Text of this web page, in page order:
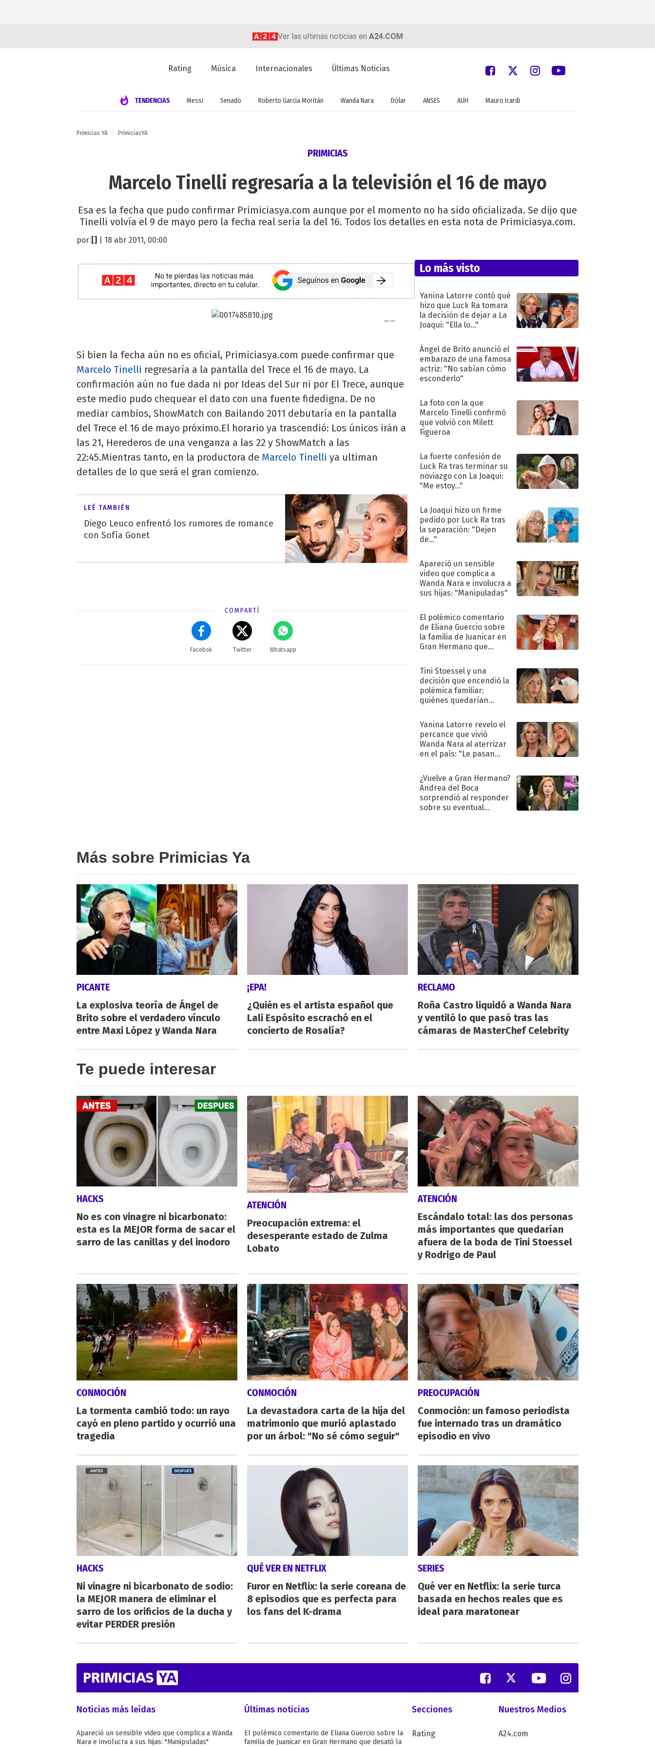
Ver las ultimas noticias en A24.COM
Rating Música Internacionales Últimas Noticias
TENDENCIAS Messi Senado Roberto García Moritán Wanda Nara Dólar ANSES AUH Mauro Icardi
Primicias YA PrimiciasYA
PRIMICIAS
Marcelo Tinelli regresaría a la televisión el 16 de mayo
Esa es la fecha que pudo confirmar Primiciasya.com aunque por el momento no ha sido oficializada. Se dijo que
Tinelli volvía el 9 de mayo pero la fecha real sería la del 16. Todos los detalles en esta nota de Primiciasya.com.
por | 18 abr 2011, 00:00
Si bien la fecha aún no es oficial, Primiciasya.com puede confirmar que
Marcelo Tinelli regresaría a la pantalla del Trece el 16 de mayo. La
confirmación aún no fue dada ni por Ideas del Sur ni por El Trece, aunque
este medio pudo chequear el dato con una fuente fidedigna. De no
mediar cambios, ShowMatch con Bailando 2011 debutaría en la pantalla
del Trece el 16 de mayo próximo.El horario ya trascendió: Los únicos irán a
las 21, Herederos de una venganza a las 22 y ShowMatch a las
22:45.Mientras tanto, en la productora de Marcelo Tinelli ya ultiman
detalles de lo que será el gran comienzo.
LEÉ TAMBIÉN
Diego Leuco enfrentó los rumores de romance
con Sofía Gonet
COMPARTÍ
Facebok Twitter Whatsapp
Lo más visto
Yanina Latorre contó qué
hizo que Luck Ra tomara
la decisión de dejar a La
Joaqui: "Ella lo..."
Ángel de Brito anunció el
embarazo de una famosa
actriz: "No sabían cómo
esconderlo"
La foto con la que
Marcelo Tinelli confirmó
que volvió con Milett
Figueroa
La fuerte confesión de
Luck Ra tras terminar su
noviazgo con La Joaqui:
"Me estoy..."
La Joaqui hizo un firme
pedido por Luck Ra tras
la separación: "Dejen
de..."
Apareció un sensible
video que complica a
Wanda Nara e involucra a
sus hijas: "Manipuladas"
El polémico comentario
de Eliana Guercio sobre
la familia de Juanicar en
Gran Hermano que
Tini Stoessel y una
decisión que encendió la
polémica familiar:
quiénes quedarían
Yanina Latorre revelo el
percance que vivió
Wanda Nara al aterrizar
en el país: "Le pasan
¿Vuelve a Gran Hermano?
Andrea del Boca
sorprendió al responder
sobre su eventual
Más sobre Primicias Ya
PICANTE
La explosiva teoría de Ángel de
Brito sobre el verdadero vínculo
entre Maxi López y Wanda Nara
¡EPA!
¿Quién es el artista español que
Lali Espósito escrachó en el
concierto de Rosalía?
RECLAMO
Roña Castro liquidó a Wanda Nara
y ventiló lo que pasó tras las
cámaras de MasterChef Celebrity
Te puede interesar
HACKS
No es con vinagre ni bicarbonato:
esta es la MEJOR forma de sacar el
sarro de las canillas y del inodoro
ATENCIÓN
Preocupación extrema: el
desesperante estado de Zulma
Lobato
ATENCIÓN
Escándalo total: las dos personas
más importantes que quedarían
afuera de la boda de Tini Stoessel
y Rodrigo de Paul
CONMOCIÓN
La tormenta cambió todo: un rayo
cayó en pleno partido y ocurrió una
tragedia
CONMOCIÓN
La devastadora carta de la hija del
matrimonio que murió aplastado
por un árbol: "No sé cómo seguir"
PREOCUPACIÓN
Conmoción: un famoso periodista
fue internado tras un dramático
episodio en vivo
HACKS
Ni vinagre ni bicarbonato de sodio:
la MEJOR manera de eliminar el
sarro de los orificios de la ducha y
evitar PERDER presión
QUÉ VER EN NETFLIX
Furor en Netflix: la serie coreana de
8 episodios que es perfecta para
los fans del K-drama
SERIES
Qué ver en Netflix: la serie turca
basada en hechos reales que es
ideal para maratonear
Noticias más leídas
Apareció un sensible video que complica a Wanda
Nara e involucra a sus hijas: "Manipuladas"
Últimas noticias
El polémico comentario de Eliana Guercio sobre la
familia de Juanicar en Gran Hermano que desató la
Secciones
Rating
Nuestros Medios
A24.com